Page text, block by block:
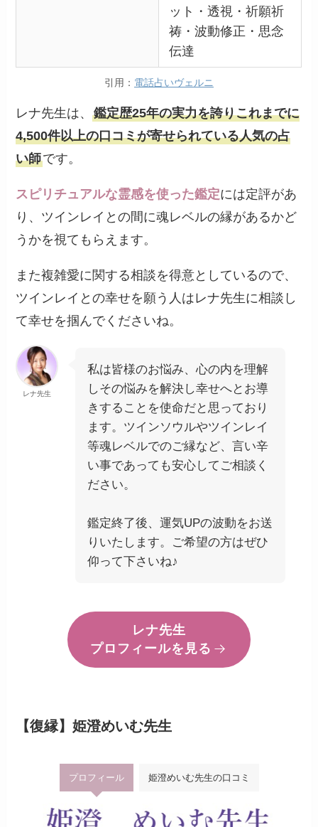
ット・透視・祈願祈
祷・波動修正・思念
伝達
引用： 電話占いヴェルニ
レナ先生は、鑑定歴25年の実力を誇りこれまでに
4,500件以上の口コミが寄せられている人気の占
い師です。
スピリチュアルな霊感を使った鑑定には定評があ
り、ツインレイとの間に魂レベルの縁があるかど
うかを視てもらえます。
また複雑愛に関する相談を得意としているので、
ツインレイとの幸せを願う人はレナ先生に相談し
て幸せを掴んでくださいね。
レナ先生
私は皆様のお悩み、心の内を理解
しその悩みを解決し幸せへとお導
きすることを使命だと思っており
ます。ツインソウルやツインレイ
等魂レベルでのご縁など、言い辛
い事であっても安心してご相談く
ださい。
鑑定終了後、運気UPの波動をお送
りいたします。ご希望の方はぜひ
仰って下さいね♪
レナ先生
プロフィールを見る
【復縁】姫澄めいむ先生
プロフィール 姫澄めいむ先生の口コミ